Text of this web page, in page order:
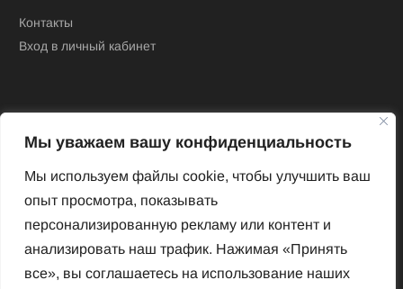
Мы уважаем вашу конфиденциальность
Мы используем файлы cookie, чтобы улучшить ваш
опыт просмотра, показывать
персонализированную рекламу или контент и
анализировать наш трафик. Нажимая «Принять
все», вы соглашаетесь на использование наших
Контакты
Вход в личный кабинет
Новый Венский журнал
Архив номеров
Impressum